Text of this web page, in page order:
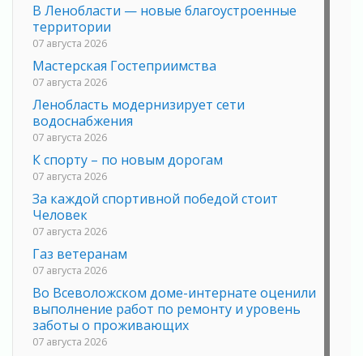
В Ленобласти — новые благоустроенные
территории
07 августа 2026
Мастерская Гостеприимства
07 августа 2026
Ленобласть модернизирует сети
водоснабжения
07 августа 2026
К спорту – по новым дорогам
07 августа 2026
За каждой спортивной победой стоит
Человек
07 августа 2026
Газ ветеранам
07 августа 2026
Во Всеволожском доме-интернате оценили
выполнение работ по ремонту и уровень
заботы о проживающих
07 августа 2026